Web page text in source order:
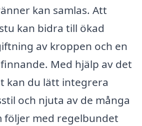
kan samlas. Att
kan bidra till ökad
av kroppen och en
Med hjälp av det
kan du lätt integrera
och njuta av de många
följer med regelbundet